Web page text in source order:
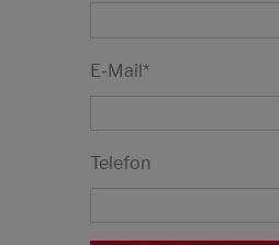
E-Mail*
Telefon